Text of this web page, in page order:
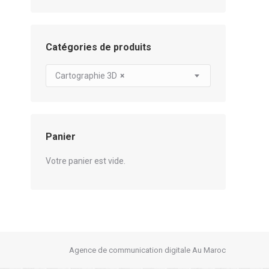
Catégories de produits
×
Cartographie 3D
Panier
Votre panier est vide.
Agence de communication digitale Au Maroc